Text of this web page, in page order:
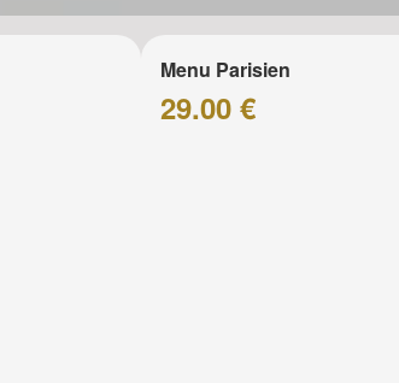
Menu Parisien
29.00 €